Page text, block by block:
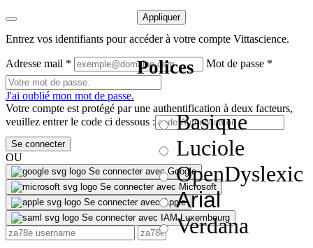
Entrez vos identifiants pour accéder à votre compte Vittascience.
Adresse mail * Mot de passe *
J'ai oublié mon mot de passe.
Votre compte est protégé par une authentification à deux facteurs,
veuillez entrer le code ci dessous :
Se connecter
OU
Se connecter avec Google
Se connecter avec Microsoft
Se connecter avec Apple
Se connecter avec IAM Luxembourg
Appliquer
Polices
Basique
Luciole
OpenDyslexic
Arial
Verdana